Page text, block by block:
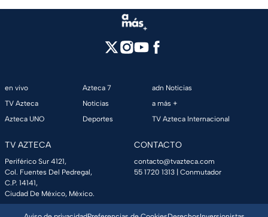
en vivo
TV Azteca
Azteca UNO
Azteca 7
Noticias
Deportes
adn Noticias
a más +
TV Azteca Internacional
TV AZTECA
Periférico Sur 4121,
Col. Fuentes Del Pedregal,
C.P. 14141,
Ciudad De México, México.
CONTACTO
contacto@tvazteca.com
55 1720 1313 | Conmutador